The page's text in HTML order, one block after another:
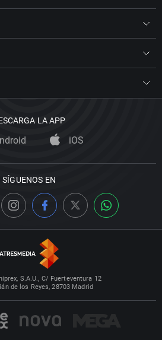
LA APP
iOS
SÍGUENOS EN
S.A.U., C/ Fuerteventura 12
de los Reyes, 28703 Madrid